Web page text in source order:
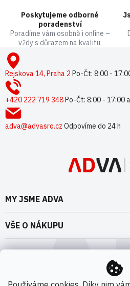
Poskytujeme odborné
poradenství
Poradíme vám osobně i online –
vždy s důrazem na kvalitu.
pRejskova 14, Praha 2 Po-Čt: 8:00 -
+420 222 719 348 Po-Čt: 8:00 - 17:00
adva@advasro.cz Odpovíme do 24 h
MY JSME ADVA
O nás
Naše dokumenty
VŠE O NÁKUPU
Doprava a platba
VOP pro spotřebitele - fyzické osoby
VOP pro nakupující podnikatele
Možnosti